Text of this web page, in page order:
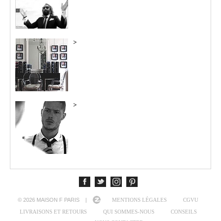
>
>
© 2026 MAISON F PARIS | MENTIONS LÉGALES
CGVU
LIVRAISONS ET RETOURS
QUI SOMMES-NOUS
CONSEILS